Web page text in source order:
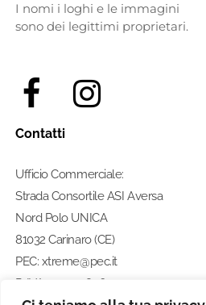
I nomi i loghi e le immagini
sono dei legittimi proprietari.
Contatti
Ufficio Commerciale:
Strada Consortile ASI Aversa
Nord Polo UNICA
81032 Carinaro (CE)
PEC: xtreme@pec.it
P. IVA: 07274580633